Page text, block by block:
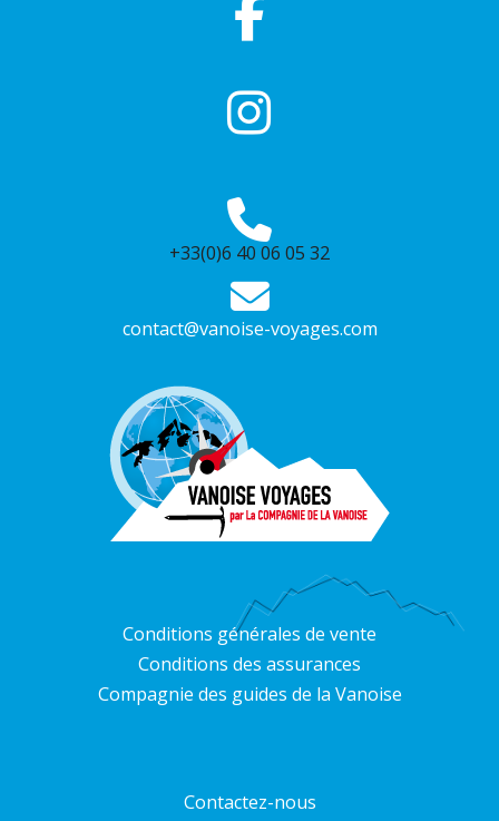
+33(0)6 40 06 05 32
contact@vanoise-voyages.com
Conditions générales de vente
Conditions des assurances
Compagnie des guides de la Vanoise
Contactez-nous